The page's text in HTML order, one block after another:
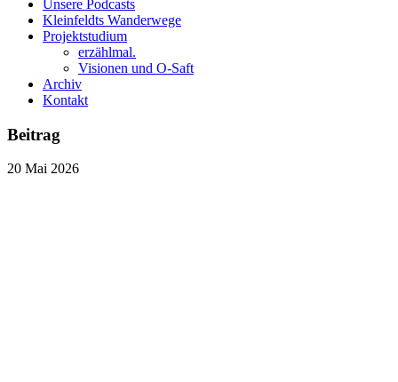
Unsere Podcasts
Kleinfeldts Wanderwege
Projektstudium
erzählmal.
Visionen und O-Saft
Archiv
Kontakt
Beitrag
20 Mai 2026